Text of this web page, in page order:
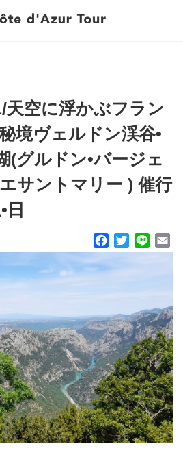
天空に浮かぶフラン
境ヴェルドン渓谷•
(グルドン•バージェ
サントマリー ) 催行
日
Facebook
TwitterLine